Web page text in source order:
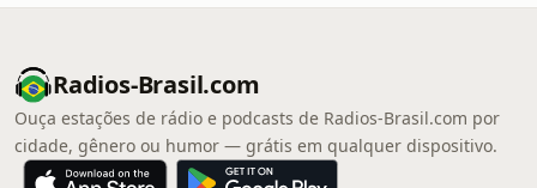
Radios-Brasil.com
Ouça estações de rádio e podcasts de Radios-Brasil.com por
cidade, gênero ou humor — grátis em qualquer dispositivo.